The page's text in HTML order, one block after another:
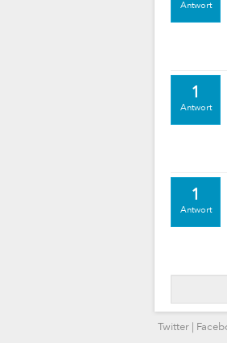
Antwort
1
Antwort
1
Antwort
Twitter